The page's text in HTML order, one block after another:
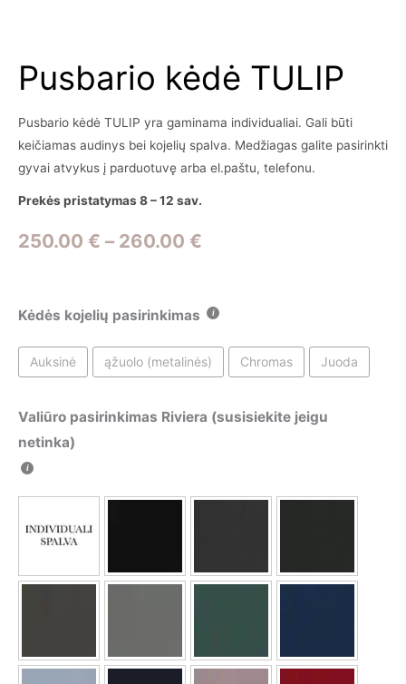
Pusbario kėdė TULIP
Pusbario kėdė TULIP yra gaminama individualiai. Gali būti
keičiamas audinys bei kojelių spalva. Medžiagas galite pasirinkti
gyvai atvykus į parduotuvę arba el.paštu, telefonu.
Prekės pristatymas 8 – 12 sav.
250.00 € – 260.00 €
250.00 €
through
260.00 €
Kėdės kojelių pasirinkimas
Auksinė ąžuolo (metalinės) Chromas Juoda
Valiūro pasirinkimas Riviera (susisiekite jeigu
netinka)